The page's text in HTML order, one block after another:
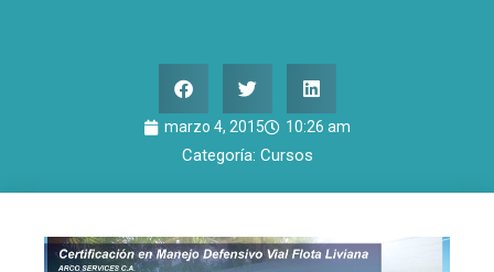
marzo 4, 2015 10:26 am
Categoría: Cursos